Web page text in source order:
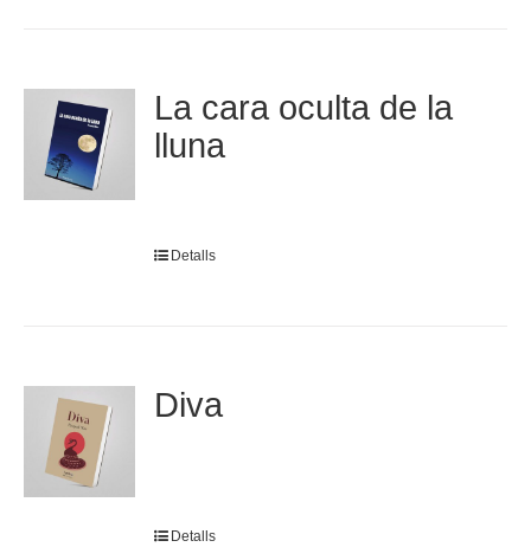
La cara oculta de la
lluna
Detalls
Diva
Detalls